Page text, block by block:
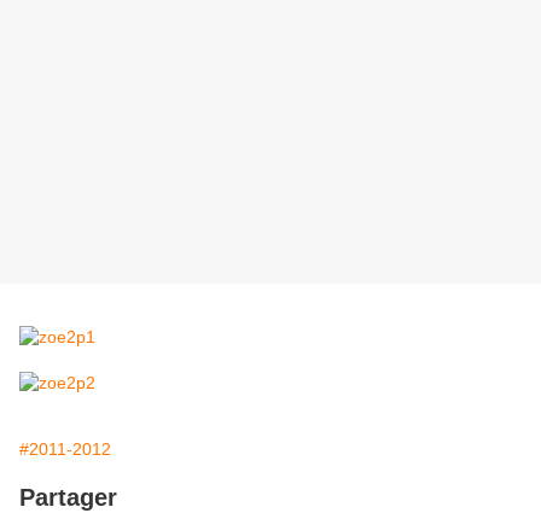
#2011-2012
Partager